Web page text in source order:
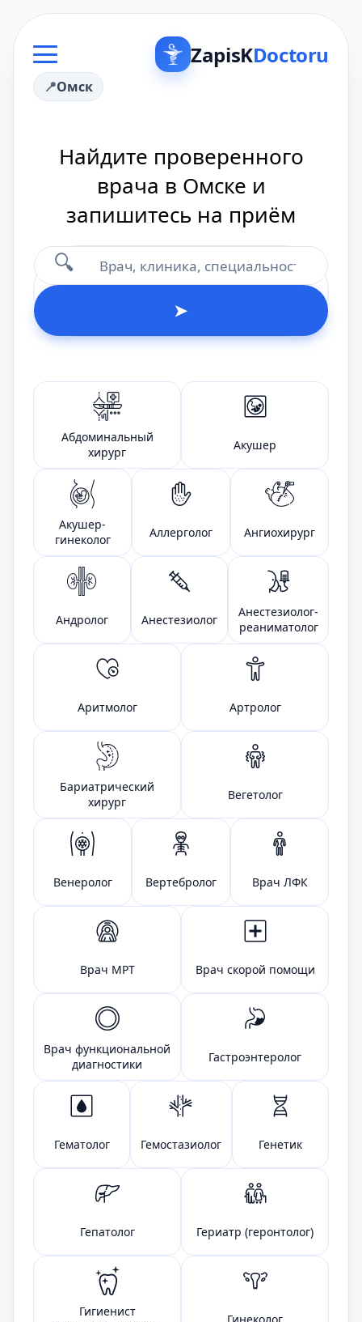
ZapisKDoctoru
Омск
Найдите проверенного
врача в Омске и
запишитесь на приём
🔍
➤
Абдоминальный
хирург
Акушер
Акушер-
гинеколог
Аллерголог Ангиохирург
Андролог Анестезиолог
Анестезиолог-
реаниматолог
Аритмолог Артролог
Бариатрический
хирург
Вегетолог
Венеролог Вертебролог Врач ЛФК
Врач МРТ Врач скорой помощи
Врач функциональной
диагностики
Гастроэнтеролог
Гематолог Гемостазиолог Генетик
Гепатолог Гериатр (геронтолог)
Гигиенист
Гинеколог